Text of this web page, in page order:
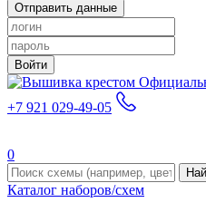
Отправить данные
Войти
+7 921 029-49-05
0
Каталог наборов/схем